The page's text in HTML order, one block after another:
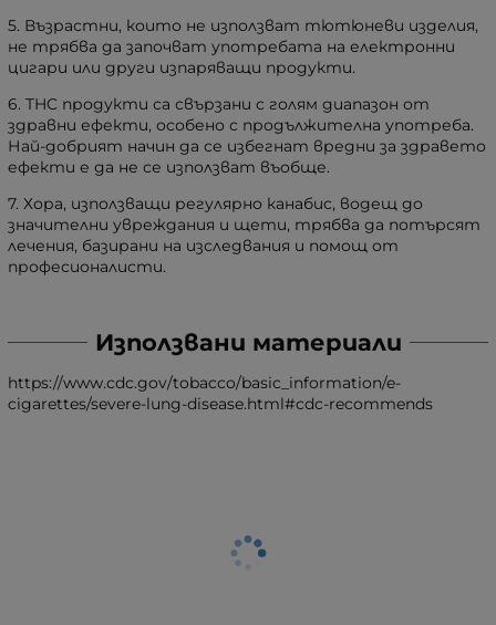
5. Възрастни, които не използват тютюневи изделия,
не трябва да започват употребата на електронни
цигари или други изпаряващи продукти.
6. THC продукти са свързани с голям диапазон от
здравни ефекти, особено с продължителна употреба.
Най-добрият начин да се избегнат вредни за здравето
ефекти е да не се използват въобще.
7. Хора, използващи регулярно канабис, водещ до
значителни увреждания и щети, трябва да потърсят
лечения, базирани на изследвания и помощ от
професионалисти.
Използвани материали
https://www.cdc.gov/tobacco/basic_information/e-
cigarettes/severe-lung-disease.html#cdc-recommends